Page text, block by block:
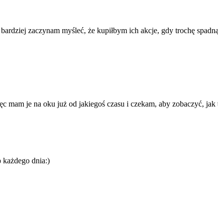
zaczynam myśleć, że kupiłbym ich akcje, gdy trochę
je na oku już od jakiegoś czasu i czekam, aby zobaczyć, jak
dnia:)